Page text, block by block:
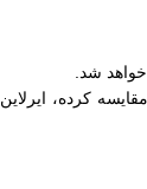
شد.
کرده،